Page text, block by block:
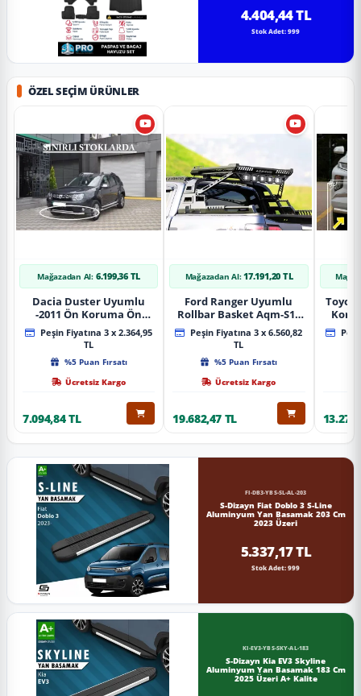
4.404,44 TL
Stok Adet: 999
ÖZEL SEÇIM ÜRÜNLER
Mağazadan Al: 6.199,36 TL
Dacia Duster Uyumlu
-2011 Ön Koruma Ön
Tekli Koruma
Peşin Fiyatına 3 x 2.364,95
TL
%5 Puan Fırsatı
Ücretsiz Kargo
7.094,84 TL
Mağazadan Al: 17.191,20 TL
Ford Ranger Uyumlu
Rollbar Basket Aqm-S10
2015+ Uyumlu
Peşin Fiyatına 3 x 6.560,82
TL
%5 Puan Fırsatı
Ücretsiz Kargo
19.682,47 TL
FI-DB3-YBS-SL-AL-203
S-Dizayn Fiat Doblo 3 S-Line
Aluminyum Yan Basamak 203 Cm
2023 Üzeri
5.337,17 TL
Stok Adet: 999
KI-EV3-YBS-SKY-AL-183
S-Dizayn Kia EV3 Skyline
Aluminyum Yan Basamak 183 Cm
2025 Üzeri A+ Kalite